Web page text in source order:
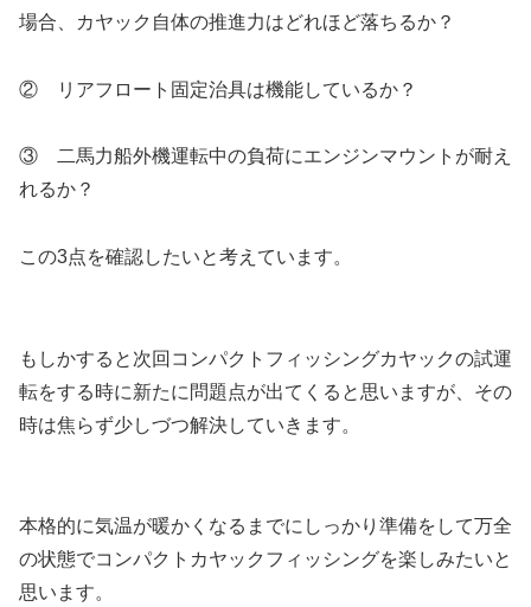
場合、カヤック自体の推進力はどれほど落ちるか？
② リアフロート固定治具は機能しているか？
③ 二馬力船外機運転中の負荷にエンジンマウントが耐え
れるか？
この3点を確認したいと考えています。
もしかすると次回コンパクトフィッシングカヤックの試運
転をする時に新たに問題点が出てくると思いますが、その
時は焦らず少しづつ解決していきます。
本格的に気温が暖かくなるまでにしっかり準備をして万全
の状態でコンパクトカヤックフィッシングを楽しみたいと
思います。